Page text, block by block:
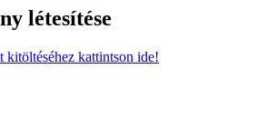
létesítése
kitöltéséhez kattintson ide!